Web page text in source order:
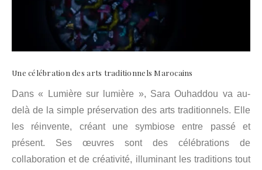
Une célébration des arts traditionnels Marocains
Dans « Lumière sur lumière », Sara Ouhaddou va au-
delà de la simple préservation des arts traditionnels. Elle
les réinvente, créant une symbiose entre passé et
présent. Ses œuvres sont des célébrations de
collaboration et de créativité, illuminant les traditions tout